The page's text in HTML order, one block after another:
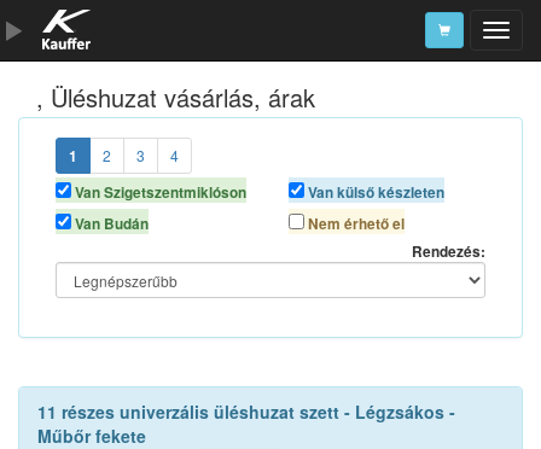
Szerszámkatalógus
Kosár
Alkatrészek
, Üléshuzat vásárlás, árak
1 2 3
4
Van Szigetszentmiklóson
Van Budán
Van külső készleten
Nem érhető el
Rendezés:
11 részes univerzális üléshuzat szett - Légzsákos -
Műbőr fekete